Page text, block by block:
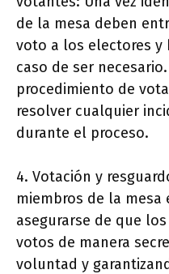
de la mesa deben
voto a los electores y
caso de ser
procedimiento de
resolver cualquier
durante el proceso.
4. Votación y
miembros de la mesa
asegurarse de que
votos de manera
voluntad y